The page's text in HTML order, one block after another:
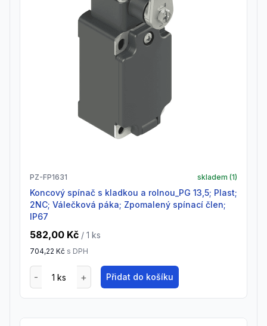
PZ-FP1631 skladem (1)
Koncový spínač s kladkou a rolnou_PG 13,5; Plast;
2NC; Válečková páka; Zpomalený spínací člen;
IP67
582,00 Kč / 1 ks
704,22 Kč s DPH
Přidat do košíku